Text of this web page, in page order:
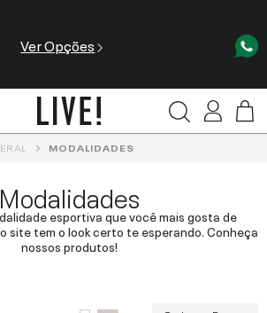
Ver Opções
MODALIDADES
Modalidades
esportiva que você mais gosta de
site tem o look certo te esperando. Conheça
nossos produtos!